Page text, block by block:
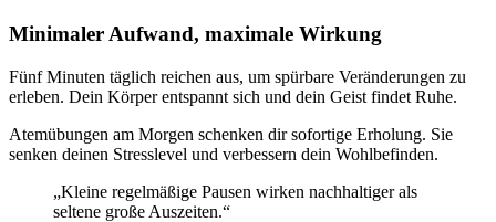
Minimaler Aufwand, maximale Wirkung
Fünf Minuten täglich reichen aus, um spürbare Veränderungen zu
erleben. Dein Körper entspannt sich und dein Geist findet Ruhe.
Atemübungen am Morgen schenken dir sofortige Erholung. Sie
senken deinen Stresslevel und verbessern dein Wohlbefinden.
„Kleine regelmäßige Pausen wirken nachhaltiger als
seltene große Auszeiten.“